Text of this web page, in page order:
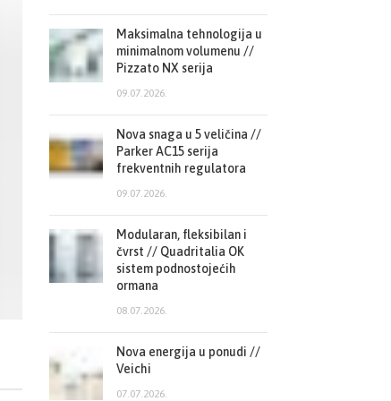
Maksimalna tehnologija u
minimalnom volumenu //
Pizzato NX serija
09.07.2026.
Nova snaga u 5 veličina //
Parker AC15 serija
frekventnih regulatora
09.07.2026.
Modularan, fleksibilan i
čvrst // Quadritalia OK
sistem podnostojećih
ormana
08.07.2026.
Nova energija u ponudi //
Veichi
07.07.2026.